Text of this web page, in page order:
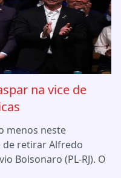
na vice de
menos neste
de retirar Alfredo
Bolsonaro (PL-RJ). O